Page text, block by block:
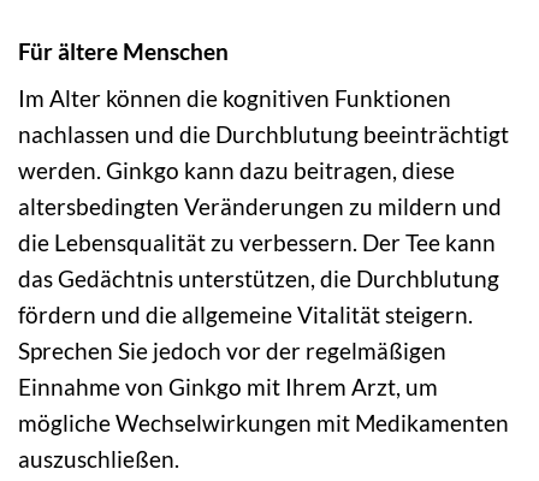
Für ältere Menschen
Im Alter können die kognitiven Funktionen
nachlassen und die Durchblutung beeinträchtigt
werden. Ginkgo kann dazu beitragen, diese
altersbedingten Veränderungen zu mildern und
die Lebensqualität zu verbessern. Der Tee kann
das Gedächtnis unterstützen, die Durchblutung
fördern und die allgemeine Vitalität steigern.
Sprechen Sie jedoch vor der regelmäßigen
Einnahme von Ginkgo mit Ihrem Arzt, um
mögliche Wechselwirkungen mit Medikamenten
auszuschließen.